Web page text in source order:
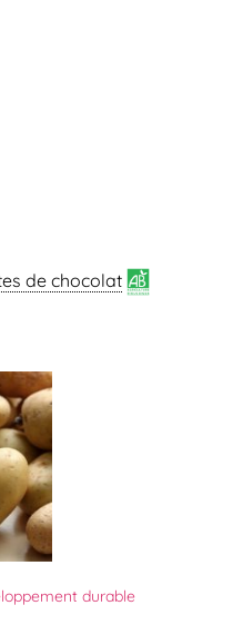
de chocolat
durable